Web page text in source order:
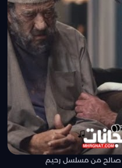
صالح من مسلسل رحيم